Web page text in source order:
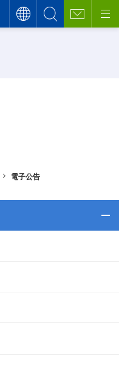
電子公告